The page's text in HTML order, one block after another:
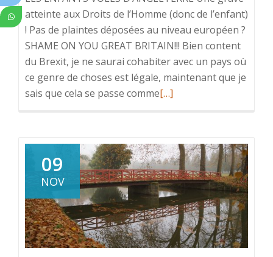
atteinte aux Droits de l’Homme (donc de l’enfant)
! Pas de plaintes déposées au niveau européen ?
SHAME ON YOU GREAT BRITAIN!!! Bien content
du Brexit, je ne saurai cohabiter avec un pays où
ce genre de choses est légale, maintenant que je
sais que cela se passe commeEn
suis
révolté
!
[…]
09
NOV